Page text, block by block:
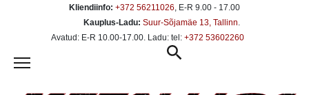
Kliendiinfo: +372 56211026, E-R 9.00 - 17.00
Kauplus-Ladu: Suur-Sõjamäe 13, Tallinn.
Avatud: E-R 10.00-17.00. Ladu: tel: +372 53602260